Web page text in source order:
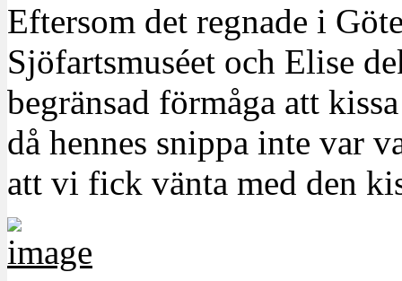
Eftersom det regnade i
Sjöfartsmuséet och Elise
begränsad förmåga att
då hennes snippa inte var
att vi fick vänta med den